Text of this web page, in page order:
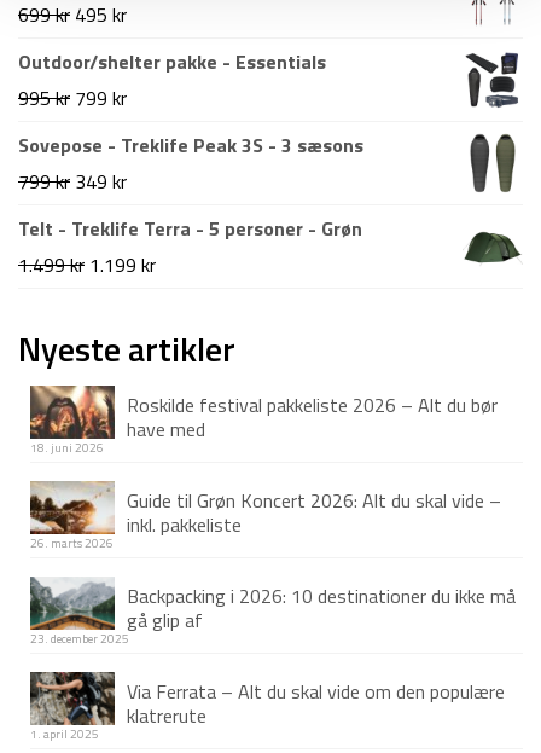
999 kr.549 kr.
699kr Den
oprindelige
pris
699 kr.
495 krDen
aktuelle
495 kr.
Outdoor/shelter pakke - Essentials
995kr Den
oprindelige
pris
995 kr.
799 krDen
aktuelle
799 kr.
Sovepose - Treklife Peak 3S - 3 sæsons
799kr Den
oprindelige
pris
349 krDen
aktuelle
pris
Telt - Treklife Terra - 5 personer - Grøn
1.499kr Den
pris
1.499 kr.
1.199 krDen
pris
1.199 kr.
Nyeste artikler
Roskilde festival pakkeliste 2026 – Alt du bør
have med
18. juni 2026
Guide til Grøn Koncert 2026: Alt du skal vide –
inkl. pakkeliste
26. marts 2026
Backpacking i 2026: 10 destinationer du ikke må
gå glip af
23. december 2025
Via Ferrata – Alt du skal vide om den populære
klatrerute
1. april 2025